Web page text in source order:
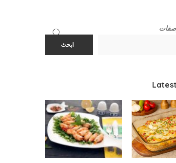
ابحث